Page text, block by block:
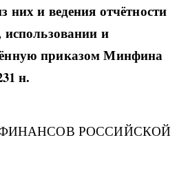
них и ведения отчётности
использовании и
приказом Минфина
н.
РОССИЙСКОЙ